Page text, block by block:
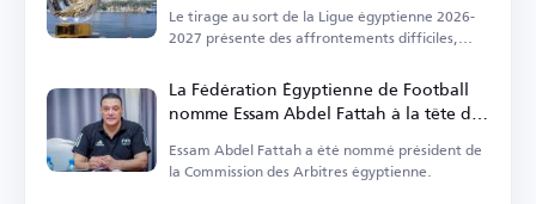
Le tirage au sort de la Ligue égyptienne 2026-
2027 présente des affrontements difficiles,
La Fédération Égyptienne de Football
nomme Essam Abdel Fattah à la tête de
la Commission des Arbitres
Essam Abdel Fattah a été nommé président de
la Commission des Arbitres égyptienne.